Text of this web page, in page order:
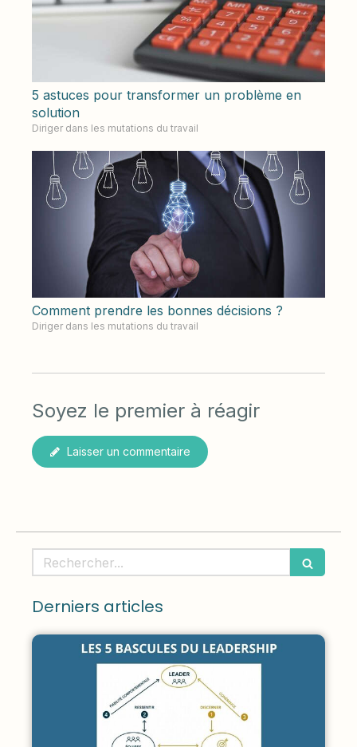
5 astuces pour transformer un problème en
solution
Diriger dans les mutations du travail
Comment prendre les bonnes décisions ?
Diriger dans les mutations du travail
Soyez le premier à réagir
Laisser un commentaire
Rechercher
Derniers articles